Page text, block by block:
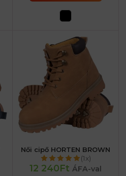
Női cipő HORTEN BROWN
(1x)
12 240Ft ÁFA-val